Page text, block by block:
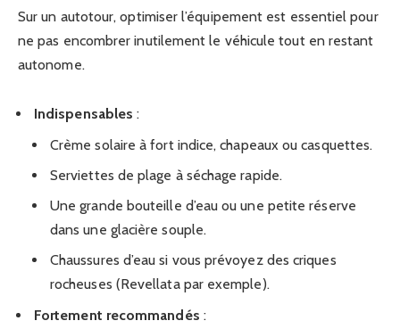
Sur un autotour, optimiser l’équipement est essentiel pour
ne pas encombrer inutilement le véhicule tout en restant
autonome.
Indispensables :
Crème solaire à fort indice, chapeaux ou casquettes.
Serviettes de plage à séchage rapide.
Une grande bouteille d’eau ou une petite réserve
dans une glacière souple.
Chaussures d’eau si vous prévoyez des criques
rocheuses (Revellata par exemple).
Fortement recommandés :